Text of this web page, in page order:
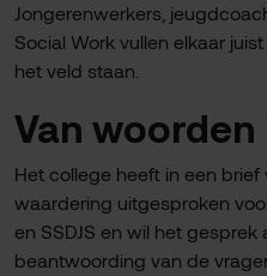
Jongerenwerkers,
Social Work vullen elkaar
het veld staan.
Van
Het college heeft in een
waardering uitgesproken
en SSDJS en wil het
beantwoording van de